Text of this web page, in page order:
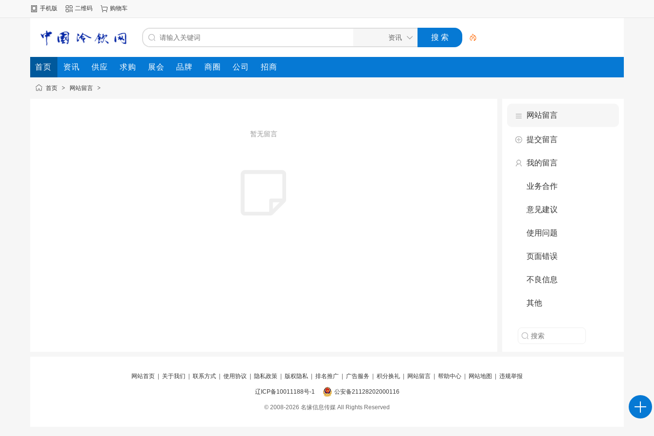
手机版 二维码 购物车
首页 资讯 供应 求购 展会 品牌 商圈 公司 招商
首页 > 网站留言 >
暂无留言
网站留言
提交留言
我的留言
业务合作
意见建议
使用问题
页面错误
不良信息
其他
网站首页 关于我们 联系方式 使用协议 隐私政策 版权隐私 排名推广 广告服务 积分换礼 网站留言 帮助中心 网站地图 违规举报
辽ICP备10011188号-1 公安备21128202000116
© 2008-2026 名缘信息传媒 All Rights Reserved